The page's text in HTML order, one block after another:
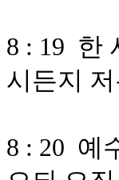
8 : 19 한
시든지
8 : 20 예